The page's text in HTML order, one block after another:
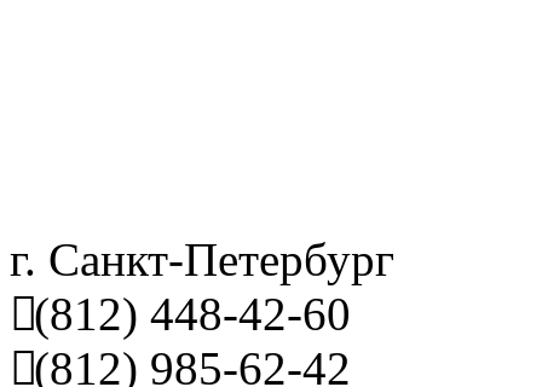
г. Санкт-Петербург
(812) 448-42-60
(812) 985-62-42